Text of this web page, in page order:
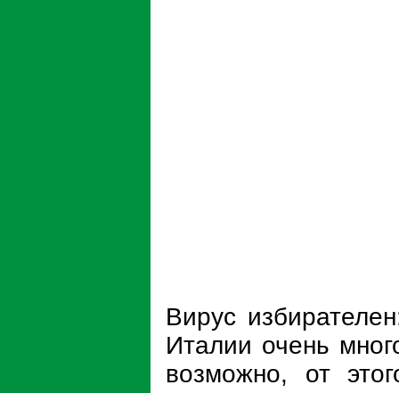
Вирус
Италии очень
возможно, от